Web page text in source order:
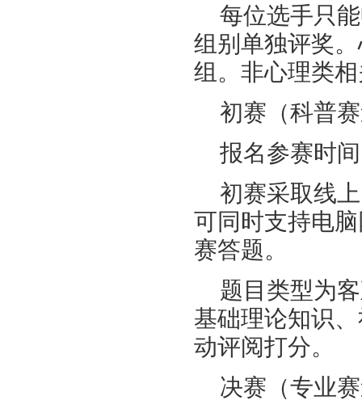
每位选手只
组别单独评奖
组。非心理类
初赛（科普
报名参赛时
初赛采取线
可同时支持电
赛答题。
题目类型为
基础理论知识
动评阅打分。
决赛（专业